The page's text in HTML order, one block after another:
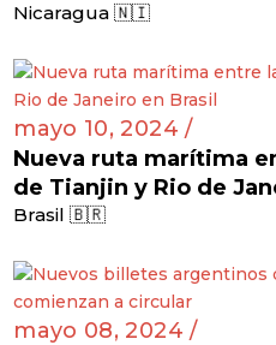
Nicaragua 🇳🇮
mayo 10, 2024 /
Nueva ruta marítima
de Tianjin y Rio de
Brasil 🇧🇷
mayo 08, 2024 /